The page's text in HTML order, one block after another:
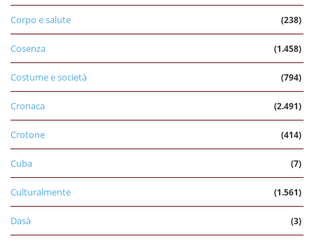
Corpo e salute (238)
Cosenza (1.458)
Costume e società (794)
Cronaca (2.491)
Crotone (414)
Cuba (7)
Culturalmente (1.561)
Dasà (3)